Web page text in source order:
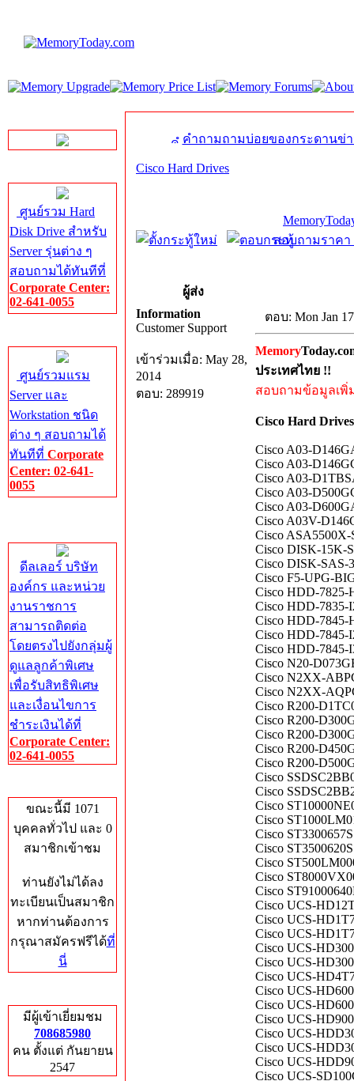
ศูนย์รวม Hard
Disk Drive สำหรับ
Server รุ่นต่าง ๆ
สอบถามได้ทันทีที่
Corporate Center:
02-641-0055
ศูนย์รวมแรม
Server และ
Workstation ชนิด
ต่าง ๆ สอบถามได้
ทันทีที่ Corporate
Center: 02-641-
0055
ดีลเลอร์ บริษัท
องค์กร และหน่วย
งานราชการ
สามารถติดต่อ
โดยตรงไปยังกลุ่มผู้
ดูแลลูกค้าพิเศษ
เพื่อรับสิทธิพิเศษ
และเงื่อนไขการ
ชำระเงินได้ที่
Corporate Center:
02-641-0055
ขณะนี้มี 1071
บุคคลทั่วไป และ 0
สมาชิกเข้าชม
ท่านยังไม่ได้ลง
ทะเบียนเป็นสมาชิก
หากท่านต้องการ
กรุณาสมัครฟรีได้ที่
นี่
มีผู้เข้าเยี่ยมชม
708685980
คน ตั้งแต่ กันยายน
2547
คำถามถามบ่อยของกระดานข่
Cisco Hard Drives
สอบถามราคา
ผู้ส่ง
Information
Customer Support
เข้าร่วมเมื่อ: May 28,
2014
ตอบ: 289919
ตอบ: Mon Jan
Memory
ประเทศไทย !!
สอบถามข้อมูลเพิ่
Cisco Hard
Cisco A03-
Cisco A03-
Cisco A03-
Cisco A03-
Cisco A03-
Cisco A03V-
Cisco ASA5500X-
Cisco DISK-15K-
Cisco DISK-SAS-
Cisco F5-UPG-
Cisco HDD-7825-
Cisco HDD-7835-
Cisco HDD-7845-
Cisco HDD-7845-
Cisco HDD-7845-
Cisco N20-
Cisco N2XX-
Cisco N2XX-
Cisco R200-
Cisco R200-
Cisco R200-
Cisco R200-
Cisco R200-
Cisco
Cisco
Cisco
Cisco
Cisco
Cisco
Cisco
Cisco
Cisco
Cisco UCS-
Cisco UCS-
Cisco UCS-
Cisco UCS-
Cisco UCS-
Cisco UCS-
Cisco UCS-
Cisco UCS-
Cisco UCS-
Cisco UCS-
Cisco UCS-
Cisco UCS-
Cisco UCS-